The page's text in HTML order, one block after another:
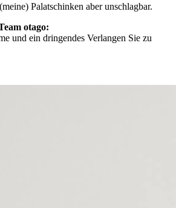
Palatschinken aber unschlagbar.
otago:
und ein dringendes Verlangen Sie zu